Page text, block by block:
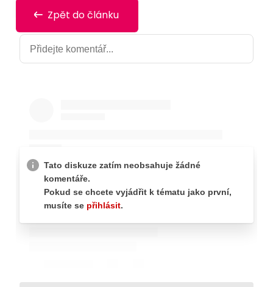
Zpět do článku